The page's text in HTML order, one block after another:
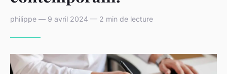
philippe — 9 avril 2024 — 2 min de lecture